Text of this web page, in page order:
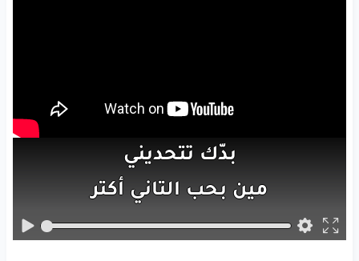
بدّك تتحديني
مين بحب التاني أكتر
حبيبياسمعيني